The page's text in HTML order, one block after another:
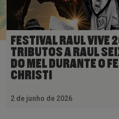
FESTIVAL RAUL VIVE
TRIBUTOS A RAUL
DO MEL DURANTE O
CHRISTI
2 de junho de 2026